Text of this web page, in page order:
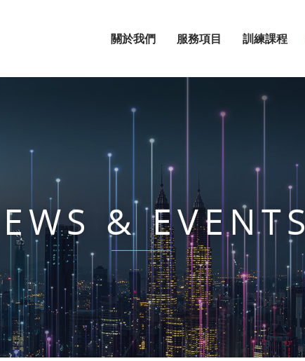
關於我們 服務項目 訓練課程
& EVENTS